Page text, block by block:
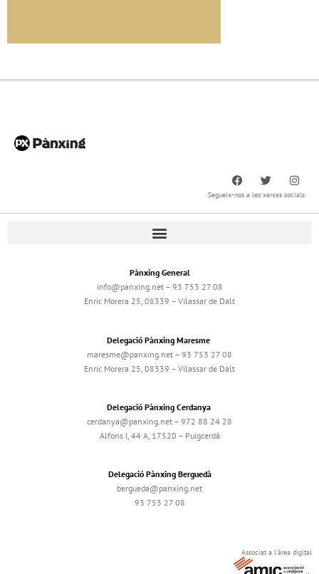
Segueix-nos a les xarxes socials
Pànxing General
info@panxing.net – 93 753 27 08
Enric Morera 25, 08339 – Vilassar de Dalt
Delegació Pànxing Maresme
maresme@panxing.net – 93 753 27 08
Enric Morera 25, 08339 – Vilassar de Dalt
Delegació Pànxing Cerdanya
cerdanya@panxing.net – 972 88 24 28
Alfons I, 44 A, 17520 – Puigcerdà
Delegació Pànxing Berguedà
bergueda@panxing.net
93 753 27 08
Associat a l'àrea digital